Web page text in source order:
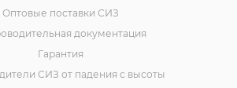
Оптовые поставки СИЗ
документация
Гарантия
СИЗ от падения с высоты